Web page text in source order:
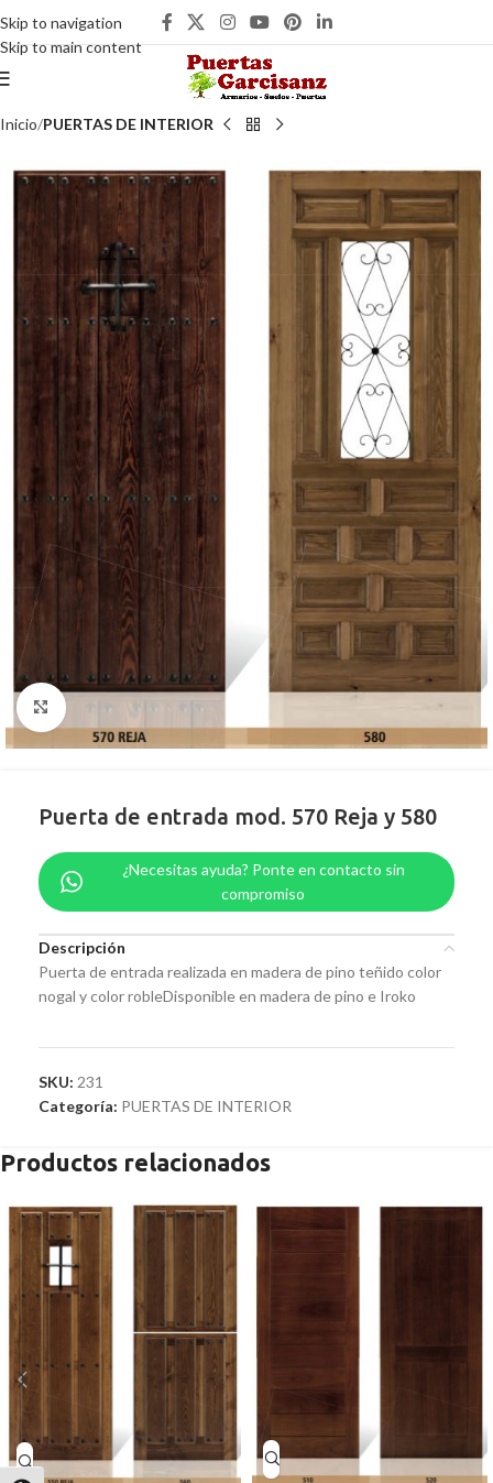
Skip to navigation
Skip to main content
Inicio PUERTAS DE INTERIOR
Clic para ampliar
Puerta de entrada mod. 570 Reja y 580
¿Necesitas ayuda? Ponte en contacto sin
compromiso
Descripción
Puerta de entrada realizada en madera de pino teñido color
nogal y color robleDisponible en madera de pino e Iroko
SKU: 231
Categoría: PUERTAS DE INTERIOR
Productos relacionados